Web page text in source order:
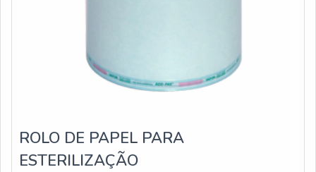
ROLO DE PAPEL PARA
ESTERILIZAÇÃO